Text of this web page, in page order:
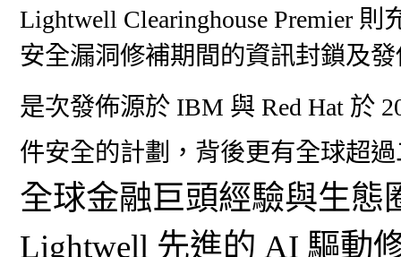
Lightwell Clearinghouse Premier
安全漏洞修補期間的資訊封鎖及
是次發佈源於 IBM 與 Red Hat 於
件安全的計劃，背後更有全球超
全球金融巨頭經驗與生態
Lightwell 先進的 AI 驅動